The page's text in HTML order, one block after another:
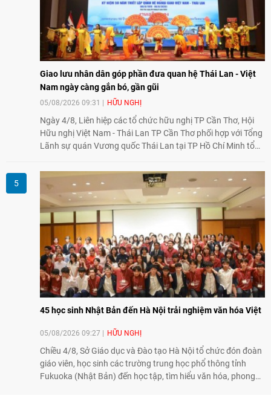
Giao lưu nhân dân góp phần đưa quan hệ Thái Lan - Việt
Nam ngày càng gắn bó, gần gũi
05/08/2026 09:31 HỮU NGHỊ
Ngày 4/8, Liên hiệp các tổ chức hữu nghị TP Cần Thơ, Hội
Hữu nghị Việt Nam - Thái Lan TP Cần Thơ phối hợp với Tổng
Lãnh sự quán Vương quốc Thái Lan tại TP Hồ Chí Minh tổ
Việt Nam - Thái Lan (1976-2026). Tại đây, nhấn mạnh vai trò
của giao lưu nhân dân, Tổng Lãnh sự Thái Lan cho biết các
hoạt động trao đổi về văn hóa, giáo dục, du lịch, ẩm thực,
nghệ thuật và giao lưu thanh niên đã góp phần đưa quan hệ
Thái Lan - Việt Nam ngày càng gắn bó, gần gũi.
45 học sinh Nhật Bản đến Hà Nội trải nghiệm văn hóa Việt
05/08/2026 09:27 HỮU NGHỊ
Chiều 4/8, Sở Giáo dục và Đào tạo Hà Nội tổ chức đón đoàn
giáo viên, học sinh các trường trung học phổ thông tỉnh
Fukuoka (Nhật Bản) đến học tập, tìm hiểu văn hóa, phong